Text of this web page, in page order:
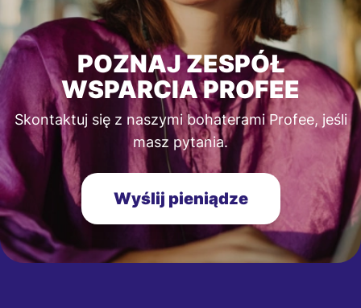
POZNAJ ZESPÓŁ
WSPARCIA PROFEE
Skontaktuj się z naszymi bohaterami Profee, jeśli
masz pytania.
Wyślij pieniądze